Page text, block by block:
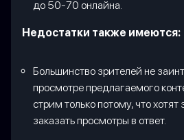
до 50-70 онлайна.
Недостатки также имеются:
Большинство зрителей не
просмотре предлагаемого
стрим только потому, что хотят
заказать просмотры в ответ.